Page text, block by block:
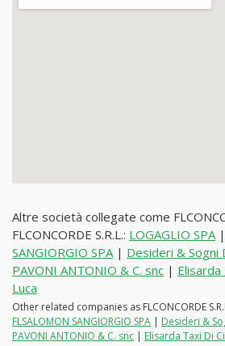
Altre società collegate come
FLCONCORDE S.R.L.: LOGAGLIO SPA|
SANGIORGIO SPA| Desideri & Sogni
PAVONI ANTONIO & C. snc | Elisarda
Luca
Other related companies as FLCONCORDE
FLSALOMON SANGIORGIO SPA | Desideri &
PAVONI ANTONIO & C. snc | Elisarda Taxi Di